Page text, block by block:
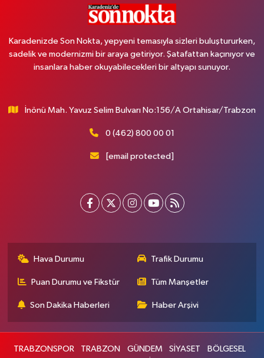
Karadenizde Son Nokta, yepyeni temasıyla sizleri buluştururken,
sadelik ve modernizmi bir araya getiriyor. Şatafattan kaçınıyor ve
insanlara haber okuyabilecekleri bir altyapı sunuyor.
İnönü Mah. Yavuz Selim Bulvarı No:156/A Ortahisar/Trabzon
0 (462) 800 00 01
[email protected]
Hava Durumu Trafik Durumu
Puan Durumu ve Fikstür Tüm Manşetler
Son Dakika Haberleri Haber Arşivi
TRABZONSPOR TRABZON GÜNDEM SİYASET
BÖLGESEL